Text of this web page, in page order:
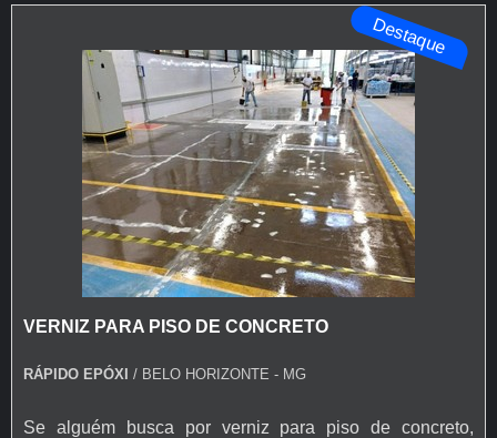
Destaque
VERNIZ PARA PISO DE CONCRETO
RÁPIDO EPÓXI / BELO HORIZONTE - MG
Se alguém busca por verniz para piso de concreto,